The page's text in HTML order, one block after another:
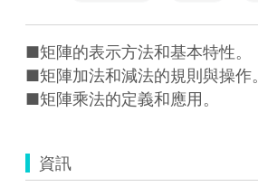
■矩陣的表示方法和基本特性。
■矩陣加法和減法的規則與操作。
資訊